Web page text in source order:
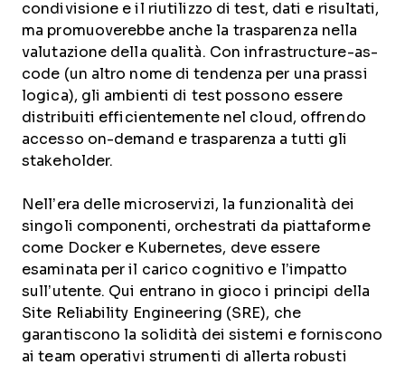
condivisione e il riutilizzo di test, dati e risultati,
ma promuoverebbe anche la trasparenza nella
valutazione della qualità. Con infrastructure-as-
code (un altro nome di tendenza per una prassi
logica), gli ambienti di test possono essere
distribuiti efficientemente nel cloud, offrendo
accesso on-demand e trasparenza a tutti gli
stakeholder.
Nell’era delle microservizi, la funzionalità dei
singoli componenti, orchestrati da piattaforme
come Docker e Kubernetes, deve essere
esaminata per il carico cognitivo e l’impatto
sull’utente. Qui entrano in gioco i principi della
Site Reliability Engineering (SRE), che
garantiscono la solidità dei sistemi e forniscono
ai team operativi strumenti di allerta robusti